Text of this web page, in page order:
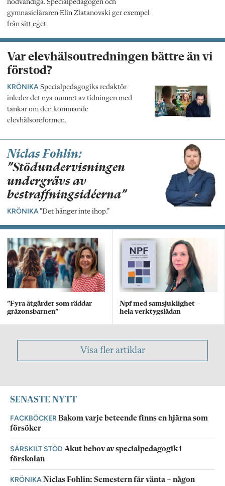
nödvändiga. Specialpedagogen och
gymnasieläraren Elin Zlatanovski ger exempel
från sitt eget.
Var elevhälsoutredningen bättre än vi
förstod?
KRÖNIKA Specialpedagogiks redaktör
inleder det nya numret av tidningen med
tankar om den kommande
elevhälsoreformen.
Niclas Fohlin:
”Stödundervisningen
undergrävs av
bestraffningsidéerna”
KRÖNIKA”Det hänger inte ihop.”
”Fyra åtgärder som räddar
gråzonsbarnen”
Npf med samsjuklighet –
hela verktygslådan
Visa fler artiklar
SENASTE NYTT
FACKBÖCKERBakom varje beteende finns en hjärna som
försöker
SÄRSKILT STÖDAkut behov av specialpedagogik i
förskolan
KRÖNIKANiclas Fohlin: Semestern får vänta – någon